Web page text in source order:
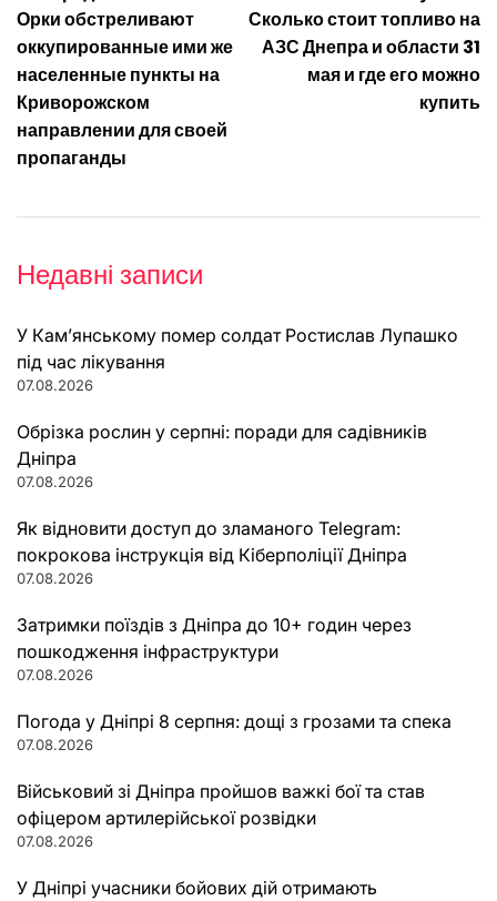
записів
Орки обстреливают
оккупированные ими же
населенные пункты на
Криворожском
направлении для своей
пропаганды
Сколько стоит топливо на
АЗС Днепра и области 31
мая и где его можно
купить
Недавні записи
У Кам’янському помер солдат Ростислав Лупашко
під час лікування
07.08.2026
Обрізка рослин у серпні: поради для садівників
Дніпра
07.08.2026
Як відновити доступ до зламаного Telegram:
покрокова інструкція від Кіберполіції Дніпра
07.08.2026
Затримки поїздів з Дніпра до 10+ годин через
пошкодження інфраструктури
07.08.2026
Погода у Дніпрі 8 серпня: дощі з грозами та спека
07.08.2026
Військовий зі Дніпра пройшов важкі бої та став
офіцером артилерійської розвідки
07.08.2026
У Дніпрі учасники бойових дій отримають